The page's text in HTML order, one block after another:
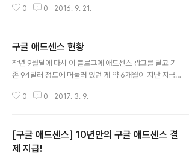
0 0 2016. 9. 21.
구글 애드센스 현황
작년 9월달에 다시 이 블로그에 애드센스 광고를 달고 기
존 94달러 정도에 머물러 있던 게 약 6개월이 지난 지금은
손으로 들어올 것 같습니다. ㅋㅋ 제 블로그는 현재 기준 평
0 0 2017. 3. 9.
[구글 애드센스] 10년만의 구글 애드센스 결
제 지급!